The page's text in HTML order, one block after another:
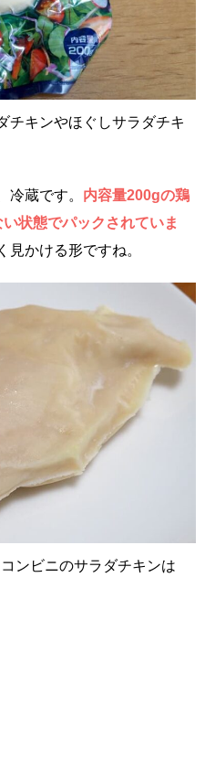
チキンやほぐしサラダチキ
冷蔵です。 内容量200gの鶏
状態でパックされていま
見かける形ですね。
ンビニのサラダチキンは